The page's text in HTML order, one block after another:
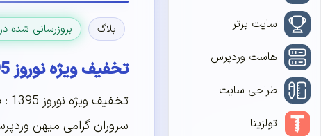
سایت برتر
هاست وردپرس
طراحی سایت
تولزینا
بلاگ بروزرسانی شده در
تخفیف ویژه نوروز 1395